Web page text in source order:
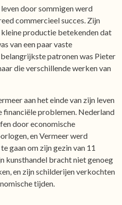
door sommigen werd
commercieel succes. Zijn
productie betekenden dat
van een paar vaste
belangrijkste patronen was Pieter
die verschillende werken van
aan het einde van zijn leven
problemen. Nederland
door economische
en Vermeer werd
gaan om zijn gezin van 11
kunsthandel bracht niet genoeg
en zijn schilderijen verkochten
tijden.